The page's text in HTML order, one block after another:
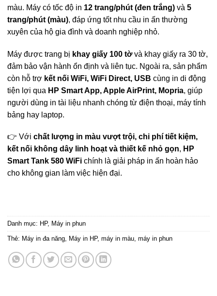
màu. Máy có tốc độ in 12 trang/phút (đen trắng) và 5
trang/phút (màu), đáp ứng tốt nhu cầu in ấn thường
xuyên của hộ gia đình và doanh nghiệp nhỏ.
Máy được trang bị khay giấy 100 tờvà khay giấy ra 30 tờ,
đảm bảo vận hành ổn định và liên tục. Ngoài ra, sản phẩm
còn hỗ trợ kết nối WiFi, WiFi Direct, USB cùng in di động
tiện lợi qua HP Smart App, Apple AirPrint, Mopria, giúp
người dùng in tài liệu nhanh chóng từ điện thoại, máy tính
bảng hay laptop.
👉 Với chất lượng in màu vượt trội, chi phí tiết kiệm,
kết nối không dây linh hoạt và thiết kế nhỏ gọn, HP
Smart Tank 580 WiFi chính là giải pháp in ấn hoàn hảo
cho không gian làm việc hiện đại.
Danh mục: HP, Máy in phun
Thẻ: Máy in đa năng Máy in HP, máy in màu máy in phun